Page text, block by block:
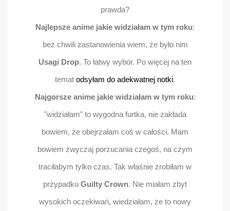
prawda?
Najlepsze anime jakie widziałam w tym roku:
bez chwili zastanowienia wiem, że było nim
Usagi Drop. To łatwy wybór. Po więcej na ten
temat odsyłam do adekwatnej notki.
Najgorsze anime jakie widziałam w tym roku:
"widziałam" to wygodna furtka, nie zakłada
bowiem, że obejrzałam coś w całości. Mam
bowiem zwyczaj porzucania czegoś, na czym
traciłabym tylko czas. Tak właśnie zrobiłam w
przypadku Guilty Crown. Nie miałam zbyt
wysokich oczekiwań, wiedziałam, że to nowy